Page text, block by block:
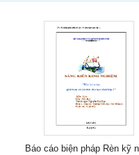
Báo cáo biện pháp Rèn kỹ